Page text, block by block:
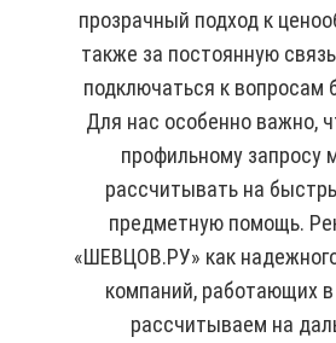
прозрачный подход к
также за постоянную
подключаться к вопросам
Для нас особенно важно,
профильному
рассчитывать на
предметную помощь.
«ШЕВЦОВ.РУ» как
компаний, работающих
рассчитываем на